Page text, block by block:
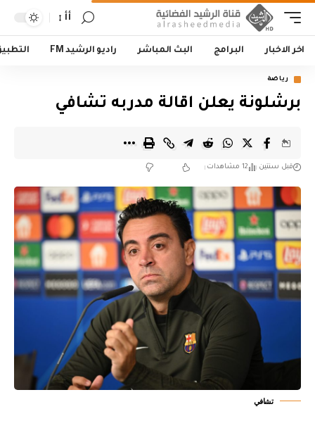
أأ
اخر الاخبار البرامج البث المباشر راديو الرشيد FM
رياضة
برشلونة يعلن اقالة مدربه تشافي
قبل سنتين 12 مشاهدات
تشافي